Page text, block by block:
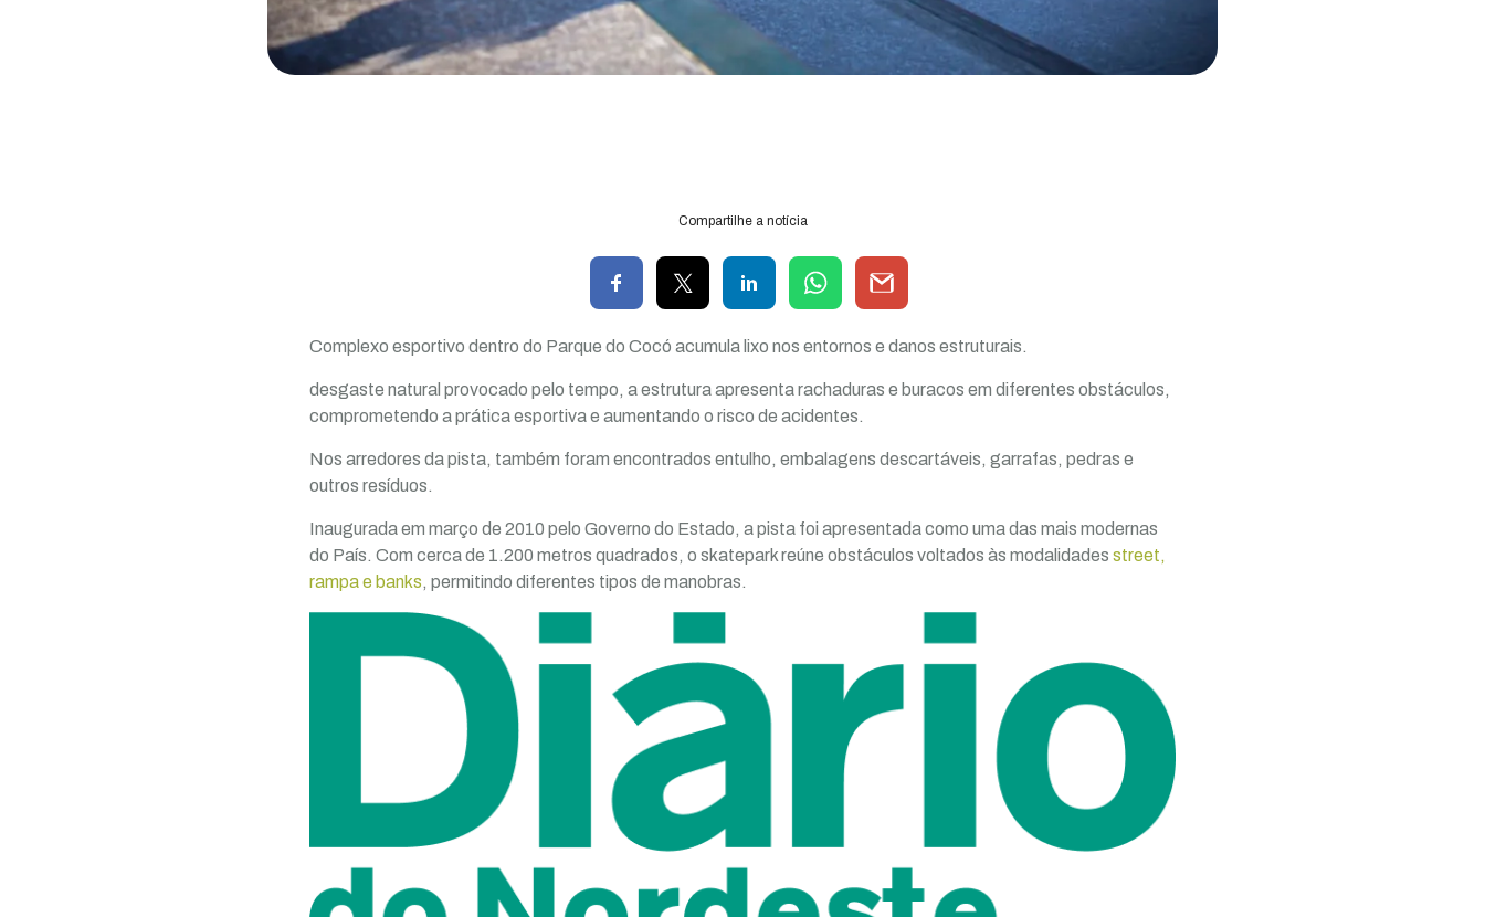
Compartilhe a notícia
Complexo esportivo dentro do Parque do Cocó acumula lixo nos entornos e danos estruturais.
desgaste natural provocado pelo tempo, a estrutura apresenta rachaduras e buracos em diferentes obstáculos,
comprometendo a prática esportiva e aumentando o risco de acidentes.
Nos arredores da pista, também foram encontrados entulho, embalagens descartáveis, garrafas, pedras e
outros resíduos.
Inaugurada em março de 2010 pelo Governo do Estado, a pista foi apresentada como uma das mais modernas
do País. Com cerca de 1.200 metros quadrados, o skatepark reúne obstáculos voltados às modalidades street,
rampa e banks, permitindo diferentes tipos de manobras.